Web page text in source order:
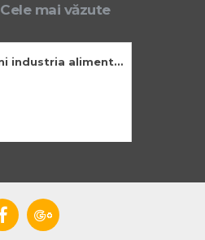
Cele mai văzute
Pantaloni industria alimentara fara buzunare exterioare, alb